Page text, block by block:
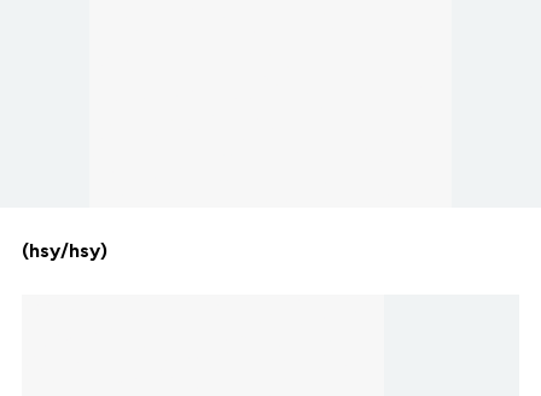
(hsy/hsy)